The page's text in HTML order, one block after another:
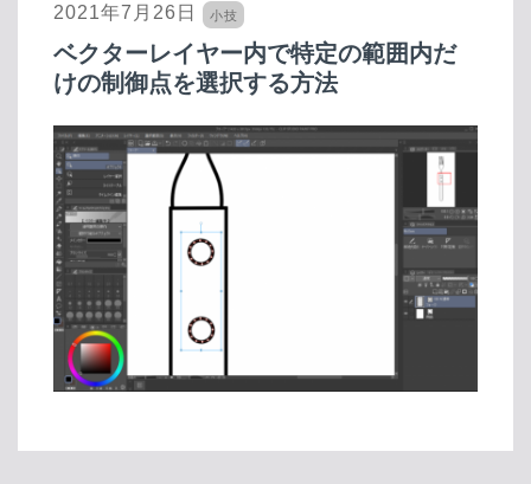
2021年7月26日 小技
ベクターレイヤー内で特定の範囲内だ
けの制御点を選択する方法